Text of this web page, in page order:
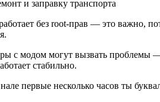
и заправку транспорта
без root-прав — это важно,
с модом могут вызвать проблемы
стабильно.
первые несколько часов ты